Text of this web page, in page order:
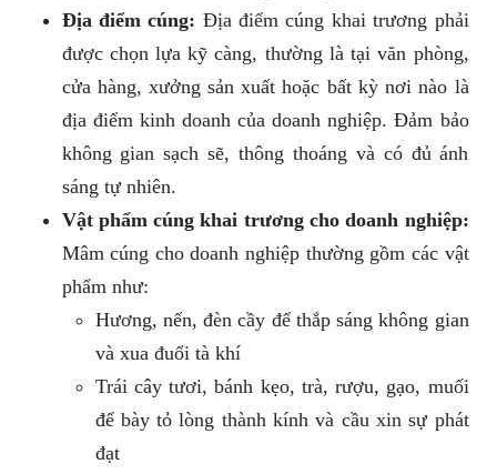
Địa điểm cúng: Địa điểm cúng khai trương phải
được chọn lựa kỹ càng, thường là tại văn phòng,
cửa hàng, xưởng sản xuất hoặc bất kỳ nơi nào là
địa điểm kinh doanh của doanh nghiệp. Đảm bảo
không gian sạch sẽ, thông thoáng và có đủ ánh
sáng tự nhiên.
Vật phẩm cúng khai trương cho doanh nghiệp:
Mâm cúng cho doanh nghiệp thường gồm các vật
phẩm như:
Hương, nến, đèn cầy để thắp sáng không gian
và xua đuổi tà khí
Trái cây tươi, bánh kẹo, trà, rượu, gạo, muối
để bày tỏ lòng thành kính và cầu xin sự phát
đạt